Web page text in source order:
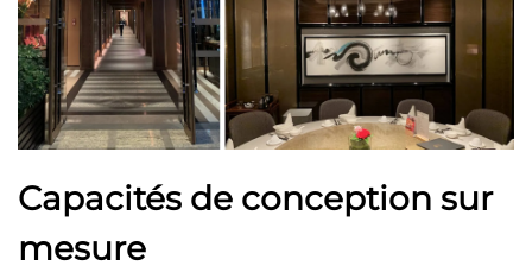
Capacités de conception sur
mesure